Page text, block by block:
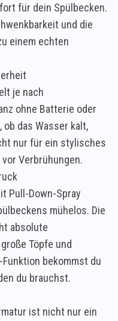
für dein Spülbecken.
und die
einem echten
je nach
ohne Batterie oder
das Wasser kalt,
nur für ein stylisches
Verbrühungen.
Pull-Down-Spray
mühelos. Die
absolute
Töpfe und
bekommst du
du brauchst.
ist nicht nur ein